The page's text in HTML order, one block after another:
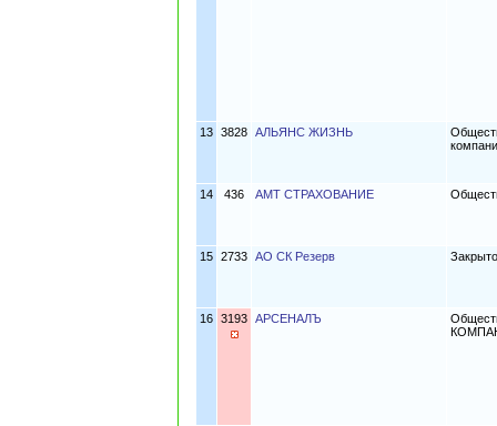
13 3828 АЛЬЯНС ЖИЗНЬ
14 436 АМТ СТРАХОВАНИЕ
15 2733 АО СК Резерв
16 3193 АРСЕНАЛЪ